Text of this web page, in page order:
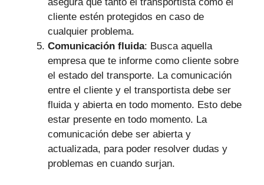
cliente estén protegidos en caso de
cualquier problema.
Comunicación fluida: Busca aquella
empresa que te informe como cliente sobre
el estado del transporte. La comunicación
entre el cliente y el transportista debe ser
fluida y abierta en todo momento. Esto debe
estar presente en todo momento. La
comunicación debe ser abierta y
actualizada, para poder resolver dudas y
problemas en cuando surjan.